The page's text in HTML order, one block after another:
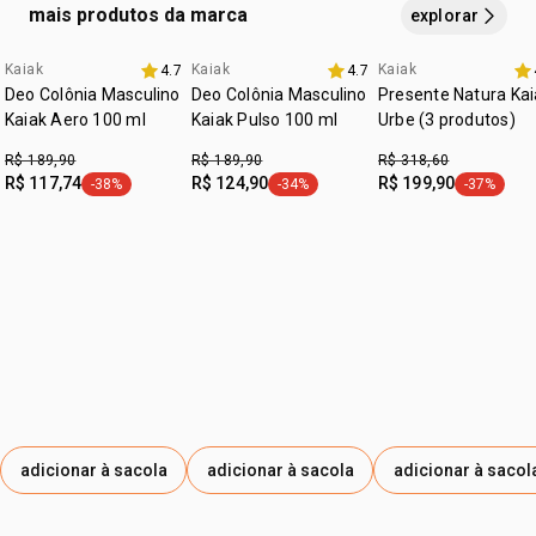
hidroxiacetofenona, edetato dissódico, linalol, acetato de
tocoferila, hexil cinamal, benzoato de benzila,
hidroxicitronelal, limoneno, cumarina, citral.
mais produtos da marca explorar
exclusivo aqui
Kaiak 4.7
Deo Colônia Masculino
Kaiak Aero 100 ml
R$ 189,90
R$ 117,74 etiqueta -38%
-38%
adicionar à sacola
Kaiak 4.7
Deo Colônia Masculino
Kaiak Pulso 100 ml
R$ 189,90
R$ 124,90 etiqueta -34%
-34%
adicionar à sacola
Kaiak
Presente Natura
Urbe (3 produtos)
R$ 318,60
R$ 199,90 etiqueta -
-37%
adicionar à